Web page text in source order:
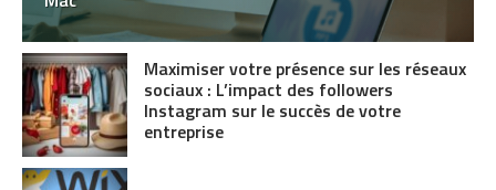
Maximiser votre présence sur les réseaux
sociaux : L’impact des followers
Instagram sur le succès de votre
entreprise